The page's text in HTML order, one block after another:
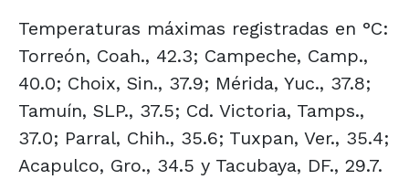
Temperaturas máximas registradas en °C:
Torreón, Coah., 42.3; Campeche, Camp.,
40.0; Choix, Sin., 37.9; Mérida, Yuc., 37.8;
Tamuín, SLP., 37.5; Cd. Victoria, Tamps.,
37.0; Parral, Chih., 35.6; Tuxpan, Ver., 35.4;
Acapulco, Gro., 34.5 y Tacubaya, DF., 29.7.